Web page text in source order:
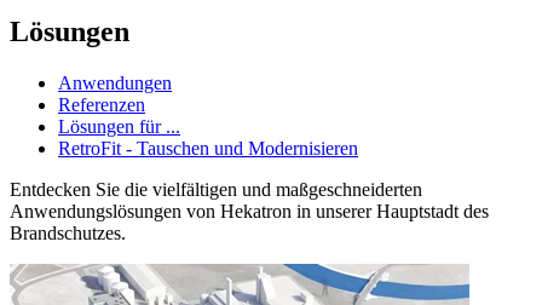
Lösungen
Anwendungen
Referenzen
Lösungen für ...
RetroFit - Tauschen und Modernisieren
Entdecken Sie die vielfältigen und maßgeschneiderten
Anwendungslösungen von Hekatron in unserer Hauptstadt des
Brandschutzes.